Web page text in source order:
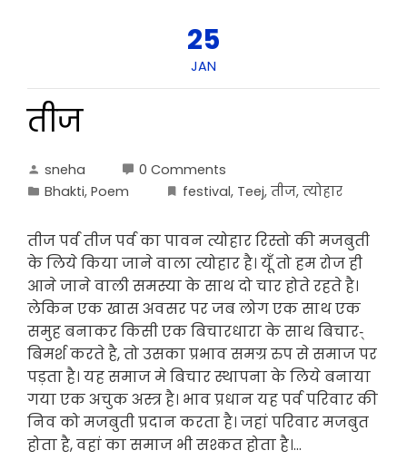
25
JAN
तीज
sneha
0 Comments
Bhakti, Poem festival, Teej, तीज, त्योहार
तीज पर्व तीज पर्व का पावन त्योहार रिस्तो की मजबुती
के लिये किया जाने वाला त्योहार है। यूँ तो हम रोज ही
आने जाने वाली समस्या के साथ दो चार होते रहते है।
लेकिन एक खास अवसर पर जब लोग एक साथ एक
समुह बनाकर किसी एक बिचारधारा के साथ बिचार-्
बिमर्श करते है, तो उसका प्रभाव समग्र रुप से समाज पर
पड़ता है। यह समाज मे बिचार स्थापना के लिये बनाया
गया एक अचुक अस्त्र है। भाव प्रधान यह पर्व परिवार की
निव को मजबुती प्रदान करता है। जहां परिवार मजबुत
होता है, वहां का समाज भी सश्कत होता है।…